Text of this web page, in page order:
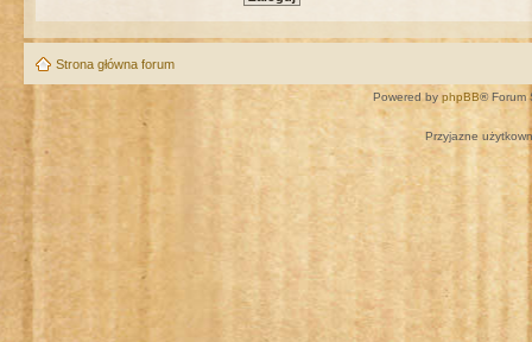
Strona główna forum
Powered by phpBB® Forum
Przyjazne